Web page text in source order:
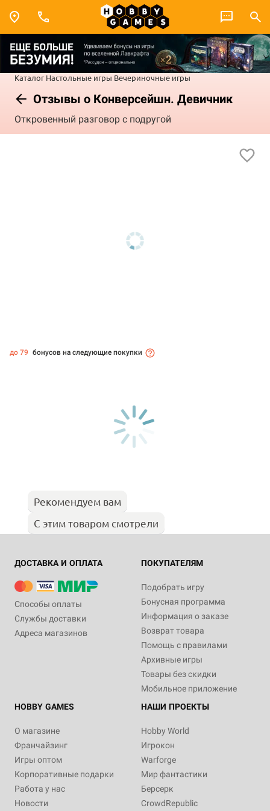
Каталог Настольные игры Вечериночные игры
Отзывы о Конверсейшн. Девичник
Откровенный разговор с подругой
до 79 бонусов на следующие покупки
Рекомендуем вам
С этим товаром смотрели
ДОСТАВКА И ОПЛАТА
Способы оплаты
Службы доставки
Адреса магазинов
ПОКУПАТЕЛЯМ
Подобрать игру
Бонусная программа
Информация о заказе
Возврат товара
Помощь с правилами
Архивные игры
Товары без скидки
Мобильное приложение
HOBBY GAMES
О магазине
Франчайзинг
Игры оптом
Корпоративные подарки
Работа у нас
Новости
НАШИ ПРОЕКТЫ
Hobby World
Игрокон
Warforge
Мир фантастики
Берсерк
CrowdRepublic